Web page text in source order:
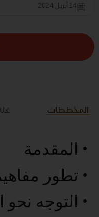
14 أبريل 2024
المخططات
• المقدمة
• تطور
• التوجه